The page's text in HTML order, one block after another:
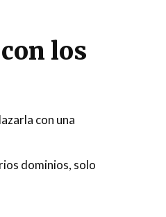
los
con una
dominios, solo